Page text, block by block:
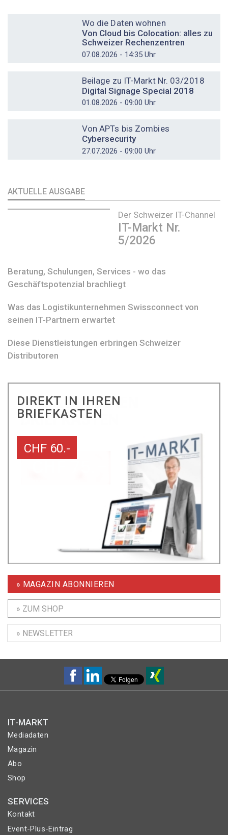
Wo die Daten wohnen
Von Cloud bis Colocation: alles zu
Schweizer Rechenzentren
07.08.2026 - 14:35 Uhr
Beilage zu IT-Markt Nr. 03/2018
Digital Signage Special 2018
01.08.2026 - 09:00 Uhr
Von APTs bis Zombies
Cybersecurity
27.07.2026 - 09:00 Uhr
AKTUELLE AUSGABE
Der Schweizer IT-Channel
IT-Markt Nr.
5/2026
Beratung, Schulungen, Services - wo das
Geschäftspotenzial brachliegt
Was das Logistikunternehmen Swissconnect von
seinen IT-Partnern erwartet
Diese Dienstleistungen erbringen Schweizer
Distributoren
DIREKT IN IHREN
BRIEFKASTEN
CHF 60.-
» MAGAZIN ABONNIEREN
» ZUM SHOP
» NEWSLETTER
IT-MARKT
Mediadaten
Magazin
Abo
Shop
SERVICES
Kontakt
Event-Plus-Eintrag